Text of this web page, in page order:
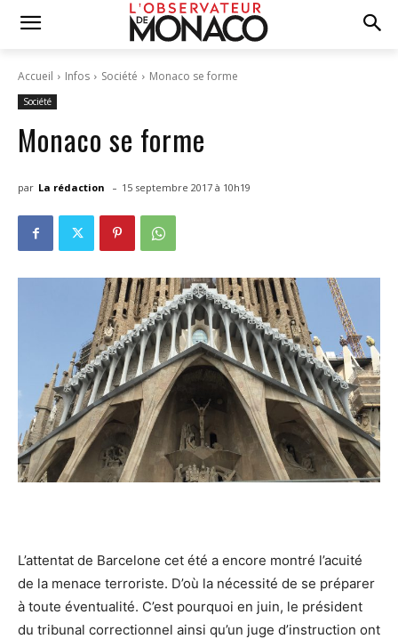
Accueil Infos Société Monaco se forme
Société
Monaco se forme
par La rédaction - 15 septembre 2017 à 10h19
L’attentat de Barcelone cet été a encore montré l’acuité
de la menace terroriste. D’où la nécessité de se préparer
à toute éventualité. C’est pourquoi en juin, le président
du tribunal correctionnel ainsi qu’un juge d’instruction ont